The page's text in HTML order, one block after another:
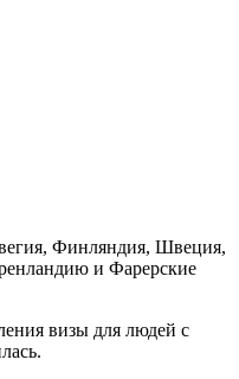
Финляндия, Швеция,
и Фарерские
визы для людей с